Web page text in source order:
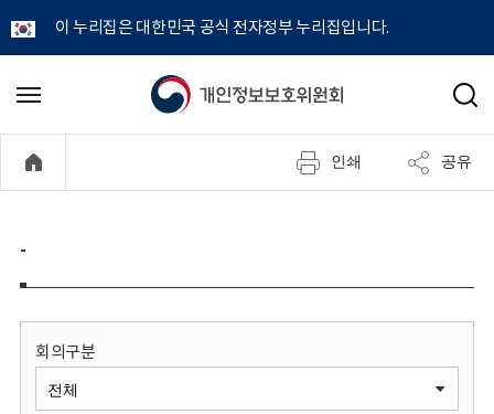
이 누리집은 대한민국 공식 전자정부 누리집입니다.
개
정
보
메
기
검
인쇄 공유
-
회의구분